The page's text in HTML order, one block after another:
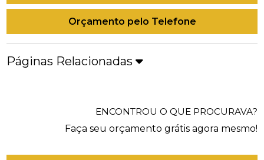
Orçamento pelo Telefone
Páginas Relacionadas
ENCONTROU O QUE PROCURAVA?
Faça seu orçamento grátis agora mesmo!